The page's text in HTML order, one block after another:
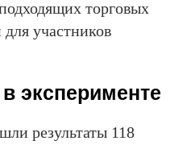
торговых
участников
эксперименте
результаты 118